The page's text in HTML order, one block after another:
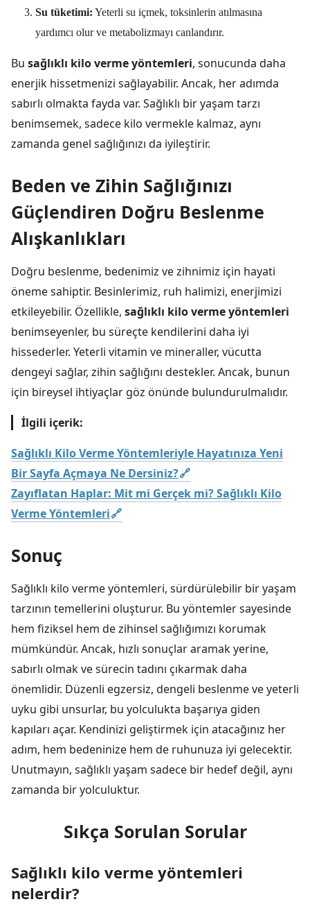
Su tüketimi: Yeterli su içmek, toksinlerin atılmasına
yardımcı olur ve metabolizmayı canlandırır.
Bu sağlıklı kilo verme yöntemleri, sonucunda daha
enerjik hissetmenizi sağlayabilir. Ancak, her adımda
sabırlı olmakta fayda var. Sağlıklı bir yaşam tarzı
benimsemek, sadece kilo vermekle kalmaz, aynı
zamanda genel sağlığınızı da iyileştirir.
Beden ve Zihin Sağlığınızı
Güçlendiren Doğru Beslenme
Alışkanlıkları
Doğru beslenme, bedenimiz ve zihnimiz için hayati
öneme sahiptir. Besinlerimiz, ruh halimizi, enerjimizi
etkileyebilir. Özellikle, sağlıklı kilo verme yöntemleri
benimseyenler, bu süreçte kendilerini daha iyi
hissederler. Yeterli vitamin ve mineraller, vücutta
dengeyi sağlar, zihin sağlığını destekler. Ancak, bunun
için bireysel ihtiyaçlar göz önünde bulundurulmalıdır.
İlgili içerik:
Sağlıklı Kilo Verme Yöntemleriyle Hayatınıza Yeni
Bir Sayfa Açmaya Ne Dersiniz?
Zayıflatan Haplar: Mit mi Gerçek mi? Sağlıklı Kilo
Verme Yöntemleri
Sonuç
Sağlıklı kilo verme yöntemleri, sürdürülebilir bir yaşam
tarzının temellerini oluşturur. Bu yöntemler sayesinde
hem fiziksel hem de zihinsel sağlığımızı korumak
mümkündür. Ancak, hızlı sonuçlar aramak yerine,
sabırlı olmak ve sürecin tadını çıkarmak daha
önemlidir. Düzenli egzersiz, dengeli beslenme ve yeterli
uyku gibi unsurlar, bu yolculukta başarıya giden
kapıları açar. Kendinizi geliştirmek için atacağınız her
adım, hem bedeninize hem de ruhunuza iyi gelecektir.
Unutmayın, sağlıklı yaşam sadece bir hedef değil, aynı
zamanda bir yolculuktur.
Sıkça Sorulan Sorular
Sağlıklı kilo verme yöntemleri
nelerdir?